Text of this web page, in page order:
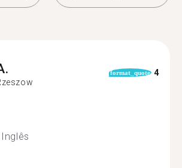
format_quote 4
Inglês